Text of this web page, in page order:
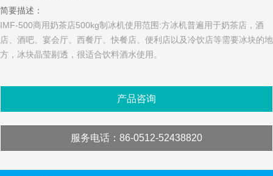
简要描述：
IMF-500商用奶茶店500kg制冰机使用范围:方冰机普遍用于奶茶店，酒
店、酒吧、宴会厅、西餐厅、快餐店、便利店以及冷饮店等需要冰块的地
方，冰块晶莹剔透，很适合饮料酒水使用。
产品咨询
服务电话 ：86-0512-52438820